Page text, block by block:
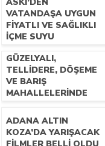
VATANDAŞA UYGUN
FIYATLI VE SAĞLIKLI
IÇME SUYU
GÜZELYALI,
TELLIDERE, DÖŞEME
VE BARIŞ
MAHALLELERINDE
ADANA ALTIN
KOZA’DA YARIŞACAK